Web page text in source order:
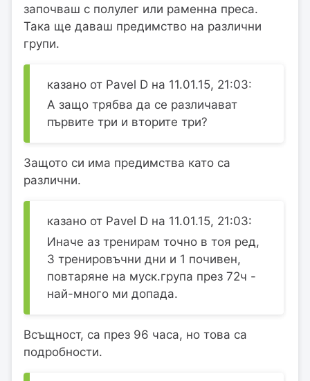
започваш с полулег или раменна преса.
Така ще даваш предимство на различни
групи.
казано от Pavel D на 11.01.15, 21:03:
А защо трябва да се различават
първите три и вторите три?
Защото си има предимства като са
различни.
казано от Pavel D на 11.01.15, 21:03:
Иначе аз тренирам точно в тоя ред,
3 тренировъчни дни и 1 почивен,
повтаряне на муск.група през 72ч -
най-много ми допада.
Всъщност, са през 96 часа, но това са
подробности.